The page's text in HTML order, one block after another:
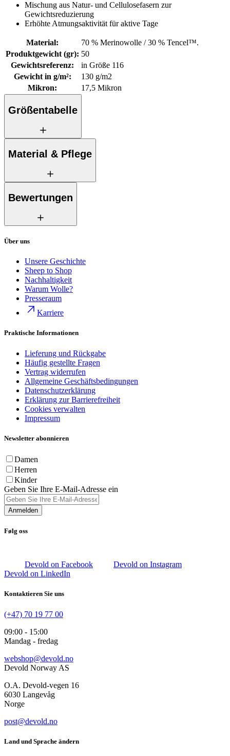
Mischung aus Natur- und Cellulosefasern zur
Gewichtsreduzierung
Erhöhte Atmungsaktivität für aktive Tage
Material:
70 % Merinowolle / 30 % Tencel™.
Produktgewicht (gr): 50
Gewichtsreferenz:
in Größe 116
Gewicht in g/m²:
130 g/m2
Mikron: 17,5 Mikron
Größentabelle
Material & Pflege
Bewertungen
Über uns
Unsere Geschichte
Sheep to Shop
Nachhaltigkeit
Warum Wolle?
Presseraum
Karriere
Praktische Informationen
Lieferung und Rückgabe
Häufig gestellte Fragen
Vertrag widerrufen
Allgemeine Geschäftsbedingungen
Datenschutzerklärung
Erklärung zur Barrierefreiheit
Cookies verwalten
Impressum
Newsletter abonnieren
Damen
Herren
Kinder
Geben Sie Ihre E-Mail-Adresse ein
Anmelden
Følg oss
Devold on Facebook
Devold on Instagram
Devold on LinkedIn
Kontaktieren Sie uns
(+47) 70 19 77 00
09:00 - 15:00
Mandag - fredag
webshop@devold.no
Devold Norway AS
O.A. Devold-vegen 16
6030 Langevåg
Norge
post@devold.no
Land und Sprache ändern